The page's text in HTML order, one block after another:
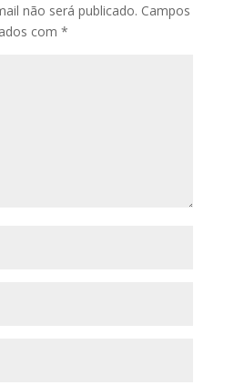
não será publicado. Campos
com *